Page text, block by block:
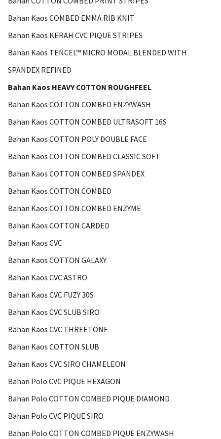
Bahan Kaos COMBED EMMA RIB KNIT
Bahan Kaos KERAH CVC PIQUE STRIPES
Bahan Kaos TENCEL™ MICRO MODAL BLENDED WITH
SPANDEX REFINED
Bahan Kaos HEAVY COTTON ROUGHFEEL
Bahan Kaos COTTON COMBED ENZYWASH
Bahan Kaos COTTON COMBED ULTRASOFT 16S
Bahan Kaos COTTON POLY DOUBLE FACE
Bahan Kaos COTTON COMBED CLASSIC SOFT
Bahan Kaos COTTON COMBED SPANDEX
Bahan Kaos COTTON COMBED
Bahan Kaos COTTON COMBED ENZYME
Bahan Kaos COTTON CARDED
Bahan Kaos CVC
Bahan Kaos COTTON GALAXY
Bahan Kaos CVC ASTRO
Bahan Kaos CVC FUZY 30S
Bahan Kaos CVC SLUB SIRO
Bahan Kaos CVC THREETONE
Bahan Kaos COTTON SLUB
Bahan Kaos CVC SIRO CHAMELEON
Bahan Polo CVC PIQUE HEXAGON
Bahan Polo COTTON COMBED PIQUE DIAMOND
Bahan Polo CVC PIQUE SIRO
Bahan Polo COTTON COMBED PIQUE ENZYWASH